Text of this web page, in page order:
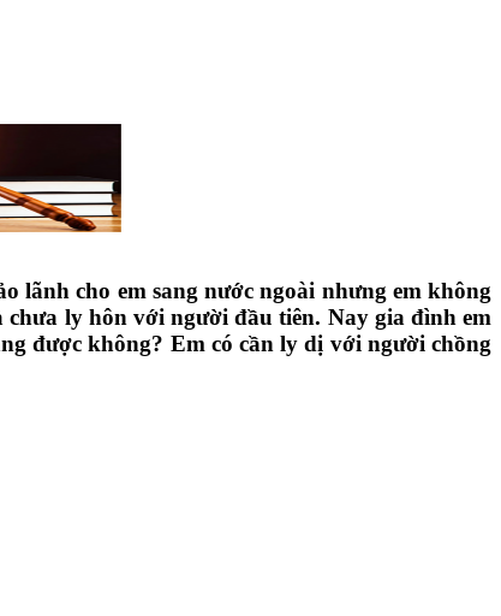
lãnh cho em sang nước ngoài nhưng em không
ly hôn với người đầu tiên. Nay gia đình em
được không? Em có cần ly dị với người chồng